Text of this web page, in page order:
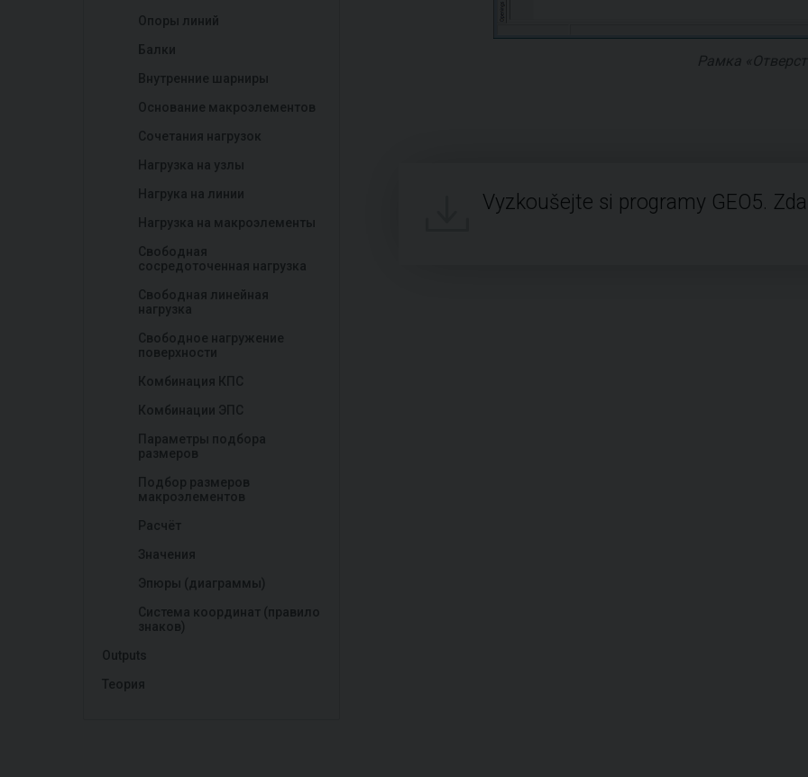
Опоры линий
Балки
Внутренние шарниры
Основание макроэлементов
Сочетания нагрузок
Нагрузка на узлы
Нагрука на линии
Нагрузка на макроэлементы
Свободная
сосредоточенная нагрузка
Свободная линейная
нагрузка
Свободное нагружение
поверхности
Комбинация КПС
Комбинации ЭПС
Параметры подбора
размеров
Подбор размеров
макроэлементов
Расчёт
Значения
Эпюры (диаграммы)
Система координат (правило
знаков)
Outputs
Теория
Рамка
Vyzkoušejte si programy GEO5.